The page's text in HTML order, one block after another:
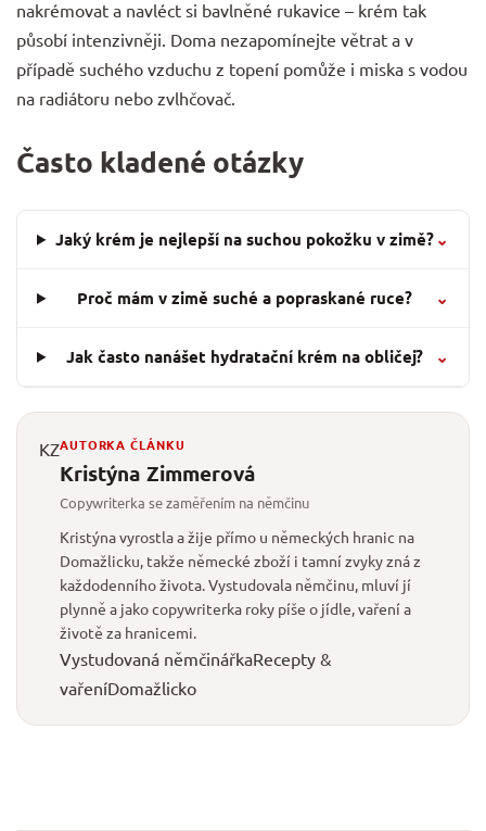
nakrémovat a navléct si bavlněné rukavice – krém tak
působí intenzivněji. Doma nezapomínejte větrat a v
případě suchého vzduchu z topení pomůže i miska s vodou
na radiátoru nebo zvlhčovač.
Často kladené otázky
Jaký krém je nejlepší na suchou pokožku v zimě? ⌄
Proč mám v zimě suché a popraskané ruce? ⌄
Jak často nanášet hydratační krém na obličej? ⌄
KZAUTORKA ČLÁNKU
Kristýna Zimmerová
Copywriterka se zaměřením na němčinu
Kristýna vyrostla a žije přímo u německých hranic na
Domažlicku, takže německé zboží i tamní zvyky zná z
každodenního života. Vystudovala němčinu, mluví jí
plynně a jako copywriterka roky píše o jídle, vaření a
životě za hranicemi.
Vystudovaná němčinářkaRecepty &
vařeníDomažlicko